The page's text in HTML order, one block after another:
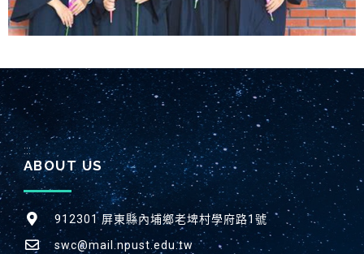
:::
ABOUT US
912301 屏東縣內埔鄉老埤村學府路1號
swc@mail.npust.edu.tw